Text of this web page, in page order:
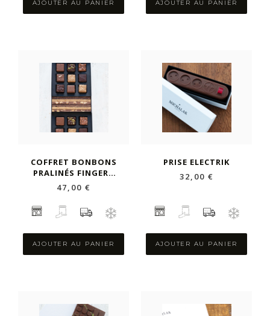
AJOUTER AU PANIER AJOUTER AU PANIER
COFFRET BONBONS
PRALINÉS FINGERS
MENDIANTS
47,00 €
AJOUTER AU PANIER
PRISE ELECTRIK
32,00 €
AJOUTER AU PANIER